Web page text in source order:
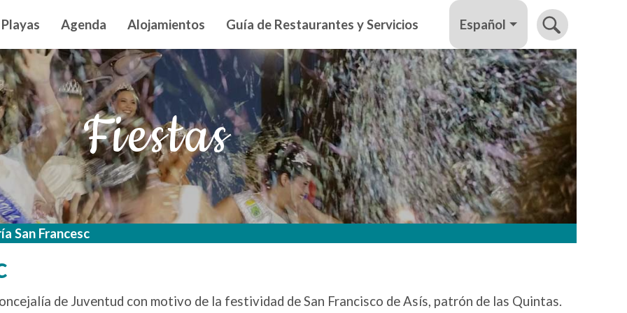
principal
Playas Agenda Alojamientos Guía de Restaurantes y Servicios Español
Fiestas
San Francesc
de Juventud con motivo de la festividad de San Francisco de Asís, patrón de las Quintas.